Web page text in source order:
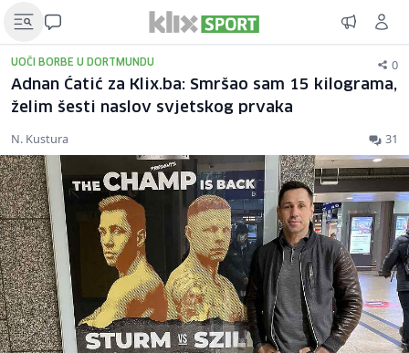
UOČI BORBE U DORTMUNDU 0
Adnan Ćatić za Klix.ba: Smršao sam 15 kilograma,
želim šesti naslov svjetskog prvaka
N. Kustura 31